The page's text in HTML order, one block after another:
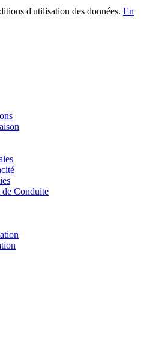
d'utilisation des données. En
de Conduite